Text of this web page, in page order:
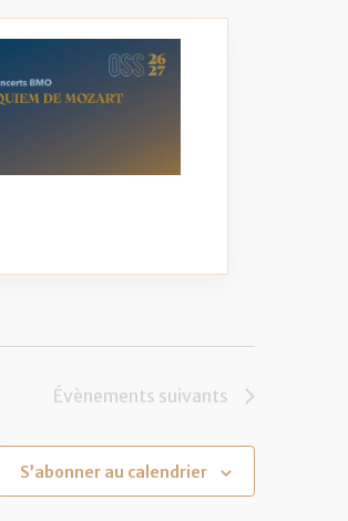
Évènements suivants
S’abonner au calendrier